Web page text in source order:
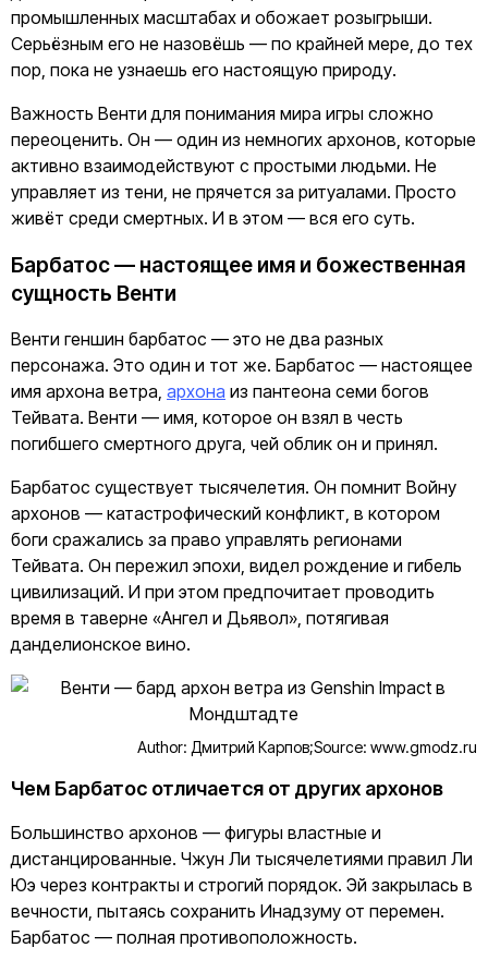
промышленных масштабах и обожает розыгрыши.
Серьёзным его не назовёшь — по крайней мере, до тех
пор, пока не узнаешь его настоящую природу.
Важность Венти для понимания мира игры сложно
переоценить. Он — один из немногих архонов, которые
активно взаимодействуют с простыми людьми. Не
управляет из тени, не прячется за ритуалами. Просто
живёт среди смертных. И в этом — вся его суть.
Барбатос — настоящее имя и божественная
сущность Венти
Венти геншин барбатос — это не два разных
персонажа. Это один и тот же. Барбатос — настоящее
имя архона ветра, архона из пантеона семи богов
Тейвата. Венти — имя, которое он взял в честь
погибшего смертного друга, чей облик он и принял.
Барбатос существует тысячелетия. Он помнит Войну
архонов — катастрофический конфликт, в котором
боги сражались за право управлять регионами
Тейвата. Он пережил эпохи, видел рождение и гибель
цивилизаций. И при этом предпочитает проводить
время в таверне «Ангел и Дьявол», потягивая
данделионское вино.
Author: Дмитрий Карпов;Source: www.gmodz.ru
Чем Барбатос отличается от других архонов
Большинство архонов — фигуры властные и
дистанцированные. Чжун Ли тысячелетиями правил Ли
Юэ через контракты и строгий порядок. Эй закрылась в
вечности, пытаясь сохранить Инадзуму от перемен.
Барбатос — полная противоположность.